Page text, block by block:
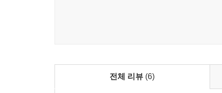
를 안 배우면 안 되느냐고 물어와.
전체 리뷰 (6)